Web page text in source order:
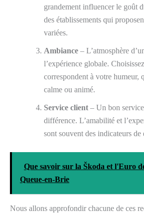
grandement influencer le goût
des établissements qui
variées.
Ambiance – L’atmosphère
l’expérience globale.
correspondent à votre humeur,
calme ou animé.
Service client – Un bon
différence. L’amabilité et
sont souvent des indicateurs de
Que savoir sur la Škoda et l'Euro
Queue-en-Brie
Nous allons approfondir chacune de ces